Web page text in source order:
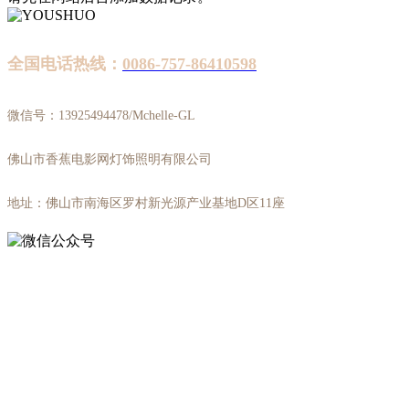
全国电话热线： 0086-757-86410598
微信号：13925494478/Mchelle-GL
佛山市香蕉电影网灯饰照明有限公司
地址：佛山市南海区罗村新光源产业基地D区11座